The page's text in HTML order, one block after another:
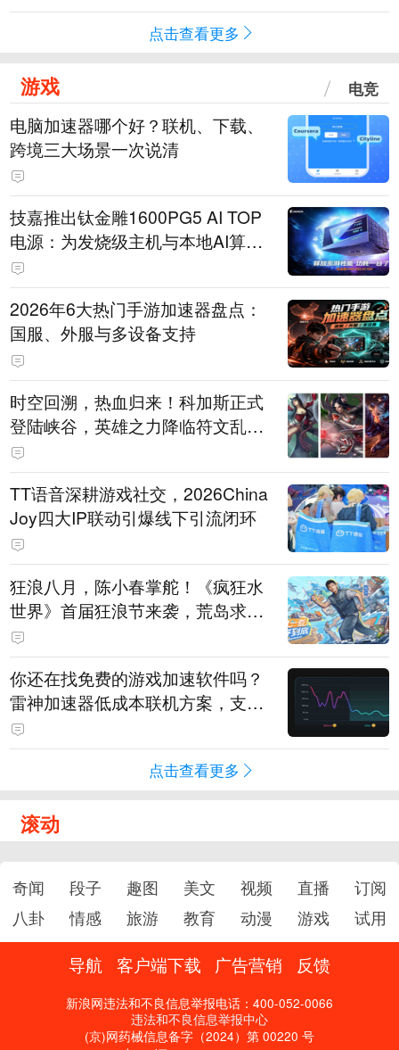
点击查看更多
游戏 电竞
电脑加速器哪个好？联机、下载、
跨境三大场景一次说清
技嘉推出钛金雕1600PG5 AI TOP
电源：为发烧级主机与本地AI算力
打造旗舰供电方案
2026年6大热门手游加速器盘点：
国服、外服与多设备支持
时空回溯，热血归来！科加斯正式
登陆峡谷，英雄之力降临符文乱
斗！
TT语音深耕游戏社交，2026China
Joy四大IP联动引爆线下引流闭环
狂浪八月，陈小春掌舵！《疯狂水
世界》首届狂浪节来袭，荒岛求生
直播即将开启
你还在找免费的游戏加速软件吗？
雷神加速器低成本联机方案，支持
免费试用
点击查看更多
滚动
奇闻 段子 趣图 美文 视频 直播
订阅
八卦
情感 旅游 教育 动漫 游戏 试用
导航 客户端下载 广告营销 反馈
新浪网违法和不良信息举报电话：400-052-0066
违法和不良信息举报中心
(京)网药械信息备字（2024）第 00220 号